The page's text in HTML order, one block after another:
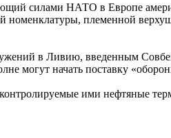
силами НАТО в Европе
племенной
в Ливию,
начать поставку
ими нефтяные